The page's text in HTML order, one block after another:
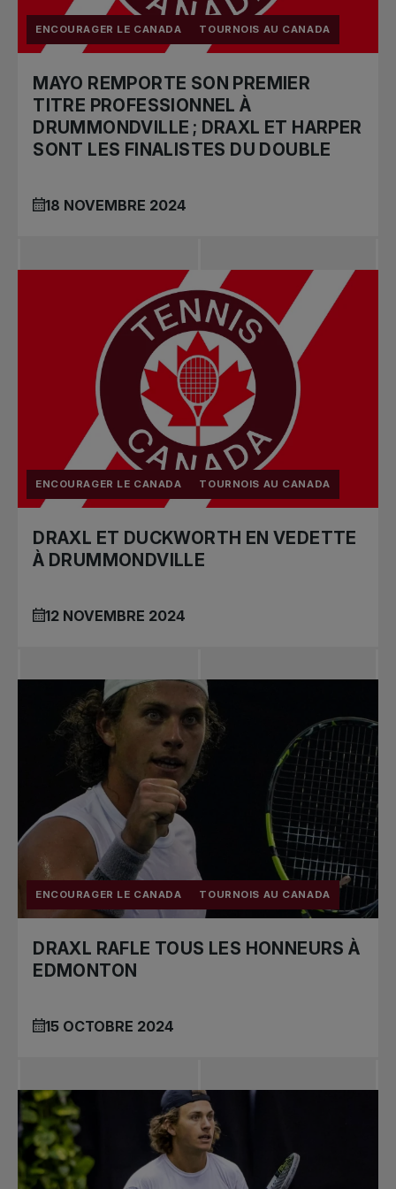
ENCOURAGER LE CANADA TOURNOIS AU CANADA
MAYO REMPORTE SON PREMIER
TITRE PROFESSIONNEL À
DRUMMONDVILLE ; DRAXL ET HARPER
SONT LES FINALISTES DU DOUBLE
18 NOVEMBRE 2024
ENCOURAGER LE CANADA TOURNOIS AU CANADA
DRAXL ET DUCKWORTH EN VEDETTE
À DRUMMONDVILLE
12 NOVEMBRE 2024
ENCOURAGER LE CANADA TOURNOIS AU CANADA
DRAXL RAFLE TOUS LES HONNEURS À
EDMONTON
15 OCTOBRE 2024